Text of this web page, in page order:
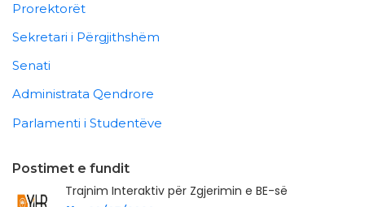
Prorektorët
Sekretari i Përgjithshëm
Senati
Administrata Qendrore
Parlamenti i Studentëve
Postimet e fundit
Trajnim Interaktiv për Zgjerimin e BE-së